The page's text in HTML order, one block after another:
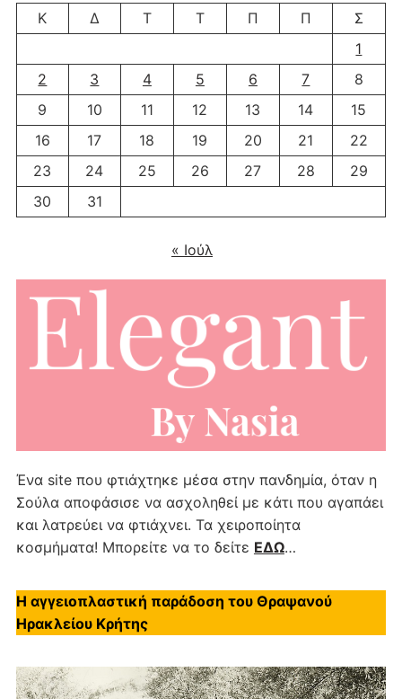
Κ Δ Τ Τ Π Π
Σ
1
2
3 4 5 6 7
8
9
10 11 12 13 14
15
16
17 18 19 20 21
22
23
24 25 26 27 28
29
30
31
« Ιούλ
Ένα site που φτιάχτηκε μέσα στην πανδημία, όταν η
Σούλα αποφάσισε να ασχοληθεί με κάτι που αγαπάει
και λατρεύει να φτιάχνει. Τα χειροποίητα
κοσμήματα! Μπορείτε να το δείτε ΕΔΩ…
Η αγγειοπλαστική παράδοση του Θραψανού
Ηρακλείου Κρήτης